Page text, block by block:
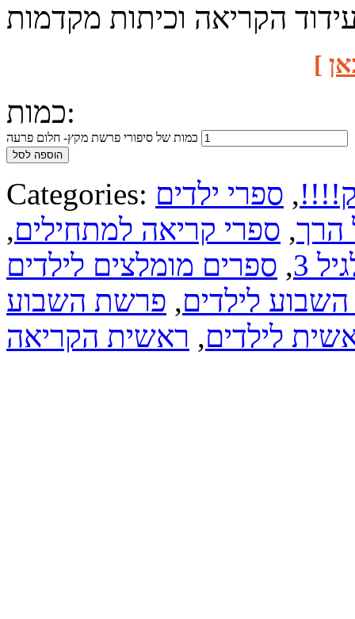
הקריאה וכיתות מקדמות
]
כמות:
כמות של סיפורי פרשת מקץ- חלום פרעה
הוספה לסל
Categories: , ספרי ילדים
הרך, ספרי קריאה למתחילים,
3
, ספרים מומלצים לילדים
לילדים, פרשת השבוע
לילדים, ראשית הקריאה